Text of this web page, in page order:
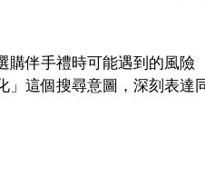
購伴手禮時可能遇到的風險
」這個搜尋意圖，深刻表達